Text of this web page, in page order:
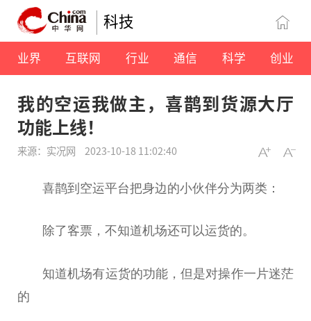
科技
业界 互联网 行业 通信 科学 创业
我的空运我做主，喜鹊到货源大厅
功能上线！
来源：实况网 2023-10-18 11:02:40
喜鹊到空运平台把身边的小伙伴分为两类：
除了客票，不知道机场还可以运货的。
知道机场有运货的功能，但是对操作一片迷茫
的